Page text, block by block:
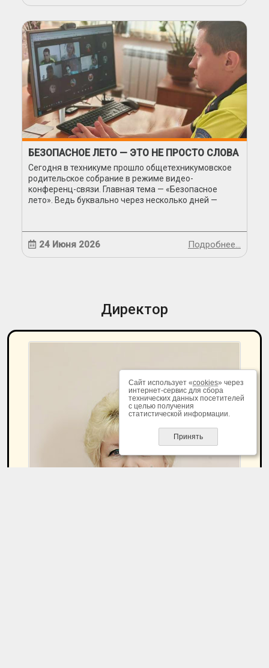
БЕЗОПАСНОЕ ЛЕТО — ЭТО НЕ ПРОСТО СЛОВА
Сегодня в техникуме прошло общетехникумовское
родительское собрание в режиме видео-
конференц-связи. Главная тема — «Безопасное
лето». Ведь буквально через несколько дней —
24 Июня 2026 Подробнее…
Директор
Сайт использует «cookies» через
интернет-сервис для сбора
технических данных посетителей
с целью получения
статистической информации.
Принять